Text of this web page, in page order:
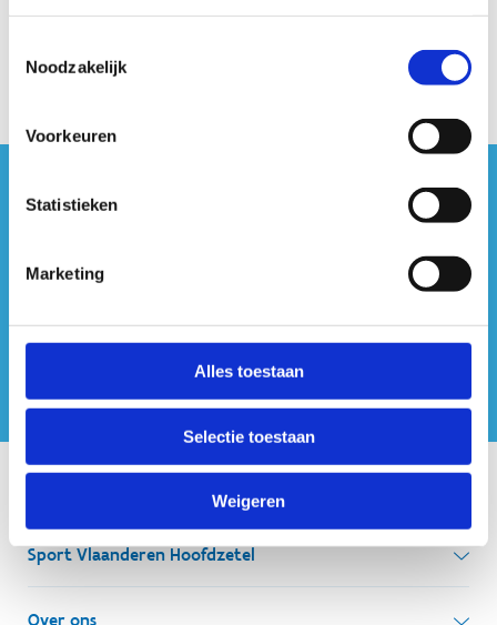
Noodzakelijk
Voorkeuren
Statistieken
Marketing
Alles toestaan
Selectie toestaan
Weigeren
#sportersbelevenmeer
Sport Vlaanderen Hoofdzetel
Simon Bolivarlaan 17
Over ons